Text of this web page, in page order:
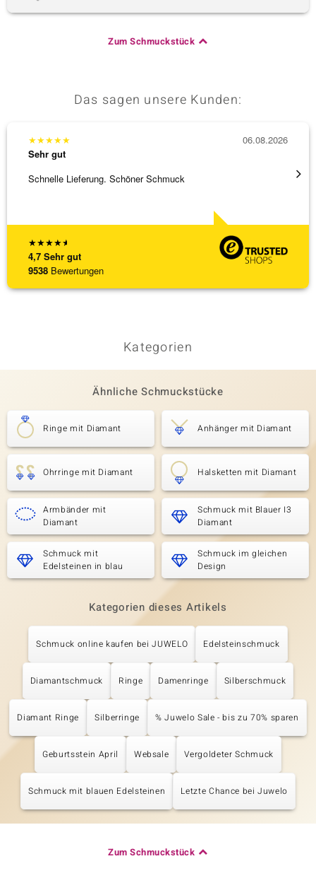
Zum Schmuckstück
Das sagen unsere Kunden:
★★★★★
4,7 Sehr gut
9538 Bewertungen
★★★★★
Sehr gut
Schnelle Lieferung. Schöner Schmuck
06.08.2026
Top
Kategorien
Ähnliche Schmuckstücke
Ringe mit Diamant Anhänger mit Diamant
Ohrringe mit Diamant Halsketten mit Diamant
Armbänder mit
Diamant
Schmuck mit Blauer I3
Diamant
Schmuck mit
Edelsteinen in blau
Schmuck im gleichen
Design
Kategorien dieses Artikels
Schmuck online kaufen bei JUWELO Edelsteinschmuck
Diamantschmuck Ringe Damenringe Silberschmuck
Diamant Ringe Silberringe % Juwelo Sale - bis zu 70% sparen
Geburtsstein April Websale Vergoldeter Schmuck
Schmuck mit blauen Edelsteinen Letzte Chance bei Juwelo
Zum Schmuckstück